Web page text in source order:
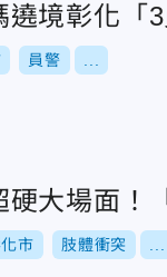
境彰化「
員警
大場面！
市 肢體衝突